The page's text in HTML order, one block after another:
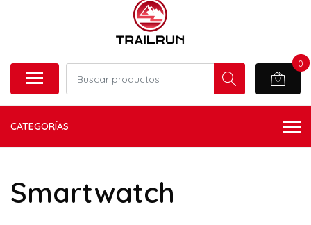
0
CATEGORÍAS
Smartwatch